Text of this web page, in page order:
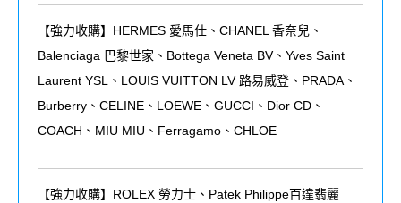
【強力收購】HERMES 愛馬仕、CHANEL 香奈兒、
Balenciaga 巴黎世家、Bottega Veneta BV、Yves Saint
Laurent YSL、LOUIS VUITTON LV 路易威登、PRADA、
Burberry、CELINE、LOEWE、GUCCI、Dior CD、
COACH、MIU MIU、Ferragamo、CHLOE
【強力收購】ROLEX 勞力士、 Patek Philippe百達翡麗